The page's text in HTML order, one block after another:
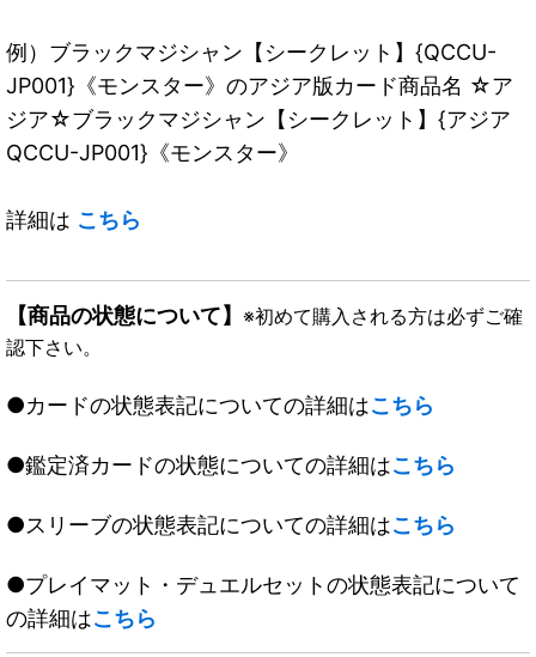
例）ブラックマジシャン【シークレット】{QCCU-
JP001}《モンスター》のアジア版カード商品名 ☆ア
ジア☆ブラックマジシャン【シークレット】{アジア
QCCU-JP001}《モンスター》
詳細は こちら
【商品の状態について】 ※初めて購入される方は必ずご確
認下さい。
●カードの状態表記についての詳細はこちら
●鑑定済カードの状態についての詳細はこちら
●スリーブの状態表記についての詳細はこちら
●プレイマット・デュエルセットの状態表記について
の詳細はこちら